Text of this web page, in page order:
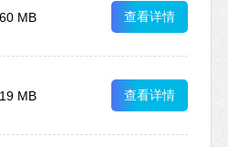
MB 查看详情
MB 查看详情